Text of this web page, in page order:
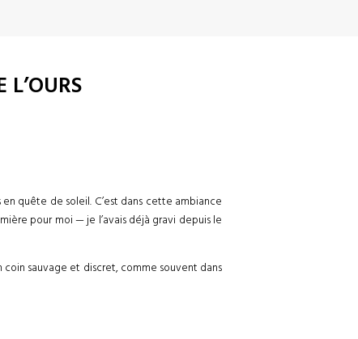
quête de soleil. C’est dans cette ambiance
pour moi — je l’avais déjà gravi depuis le
sauvage et discret, comme souvent dans